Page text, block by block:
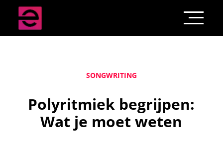
SONGWRITING
Polyritmiek begrijpen:
Wat je moet weten